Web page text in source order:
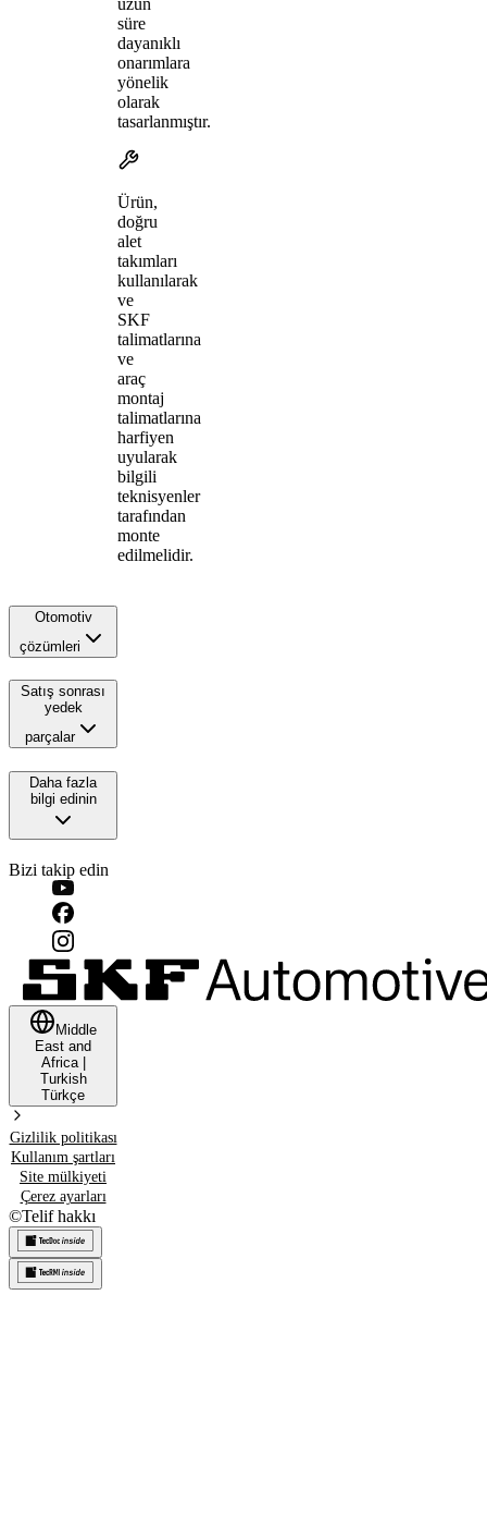
süre
dayanıklı
onarımlara
yönelik
olarak
tasarlanmıştır.
Ürün,
doğru
alet
takımları
kullanılarak
ve
SKF
talimatlarına
ve
araç
montaj
talimatlarına
harfiyen
uyularak
bilgili
teknisyenler
tarafından
monte
edilmelidir.
Otomotiv
çözümleri
Satış sonrası
yedek
parçalar
Daha fazla
bilgi edinin
Bizi takip edin
Middle
East and
Africa|
Turkish
Türkçe
Gizlilik politikası
Kullanım şartları
Site mülkiyeti
Çerez ayarları
©Telif hakkı